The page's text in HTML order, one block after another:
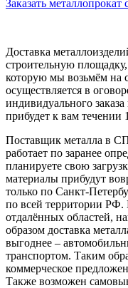
Заказать металлопрокат
Доставка
строительную
которую мы возьмём на
осуществляется в
индивидуального
прибудет к вам течении
Поставщик металла в
работает по заранее
планируете свою
материалы прибудут
только по Санкт-
по всей территории РФ.
отдалённых областей,
образом доставка
выгоднее –
транспортом. Таким
коммерческое
Также возможен